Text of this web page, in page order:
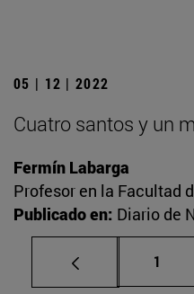
05 | 12 | 2022
Cuatro santos y un
Fermín Labarga
Profesor en la Facultad
Publicado en: Diario de
Página
1